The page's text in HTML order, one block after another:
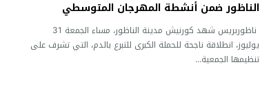
الناظور ضمن أنشطة المهرجان المتوسطي
ناظوربريس شهد كورنيش مدينة الناظور، مساء الجمعة 31
يوليوز، انطلاقة ناجحة للحملة الكبرى للتبرع بالدم، التي تشرف على
تنظيمها الجمعية...